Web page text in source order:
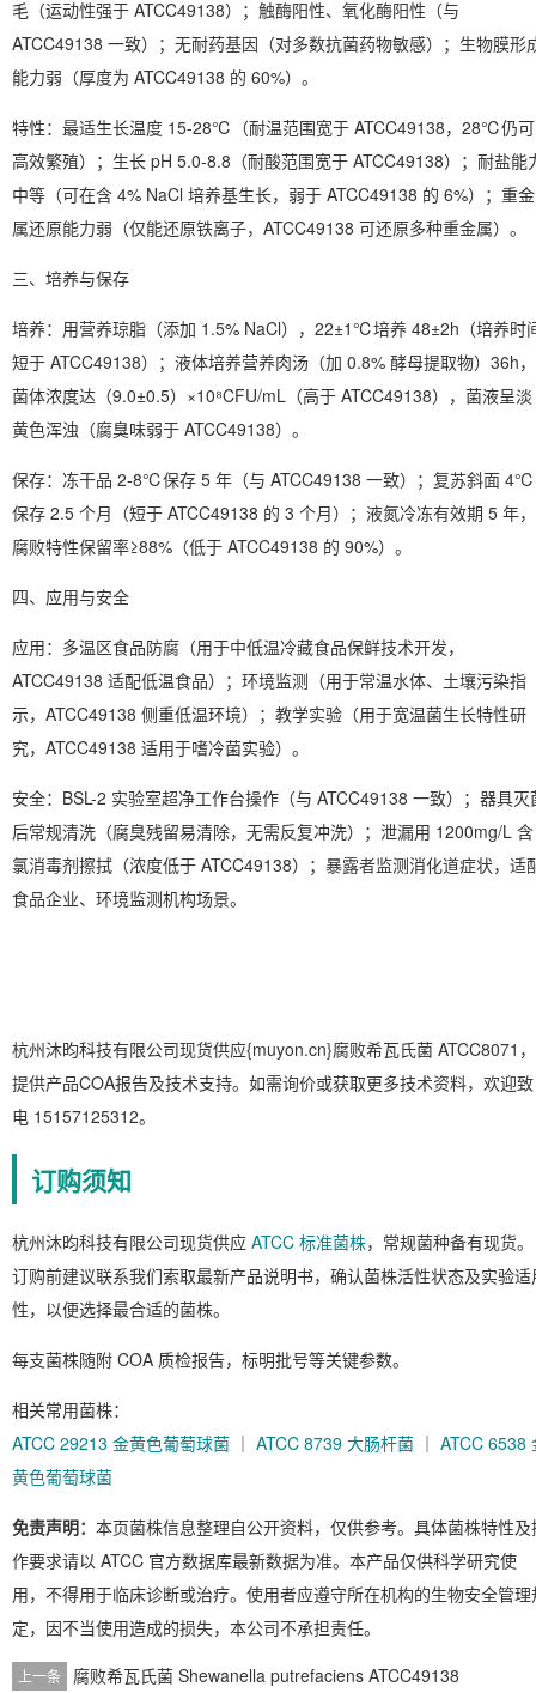
毛（运动性强于 ATCC49138）；触酶阳性、氧化酶阳性（与
ATCC49138 一致）； 无耐药基因 （对多数抗菌药物敏感）；生物膜形
能力弱（厚度为 ATCC49138 的 60%）。
特性：最适生长温度 15-28℃（耐温范围宽于 ATCC49138，28℃仍可
高效繁殖）；生长 pH 5.0-8.8（耐酸范围宽于 ATCC49138）；耐盐能
中等（可在含 4% NaCl 培养基生长，弱于 ATCC49138 的 6%）；重金
属还原能力弱（仅能还原铁离子，ATCC49138 可还原多种重金属）。
三、培养与保存
培养：用营养琼脂（添加 1.5% NaCl），22±1℃培养 48±2h（培养时
短于 ATCC49138）；液体培养营养肉汤（加 0.8% 酵母提取物）36h，
菌体浓度达（9.0±0.5）×10⁸CFU/mL（高于 ATCC49138），菌液呈淡
黄色浑浊（腐臭味弱于 ATCC49138）。
保存：冻干品 2-8℃保存 5 年（与 ATCC49138 一致）；复苏斜面 4℃
保存 2.5 个月（短于 ATCC49138 的 3 个月）；液氮冷冻有效期 5 年，
腐败特性保留率≥88%（低于 ATCC49138 的 90%）。
四、应用与安全
应用：多温区食品防腐（用于中低温冷藏食品保鲜技术开发，
ATCC49138 适配低温食品）；环境监测（用于常温水体、土壤污染指
示，ATCC49138 侧重低温环境）；教学实验（用于宽温菌生长特性研
究，ATCC49138 适用于嗜冷菌实验）。
安全：BSL-2 实验室超净工作台操作（与 ATCC49138 一致）；器具灭
后常规清洗（腐臭残留易清除，无需反复冲洗）；泄漏用 1200mg/L 含
氯消毒剂擦拭（浓度低于 ATCC49138）；暴露者监测消化道症状，适
食品企业、环境监测机构场景。
杭州沐昀科技有限公司现货供应{muyon.cn}腐败希瓦氏菌 ATCC8071，
提供产品COA报告及技术支持。如需询价或获取更多技术资料，欢迎致
电 15157125312。
订购须知
杭州沐昀科技有限公司现货供应 ATCC 标准菌株，常规菌种备有现货。
订购前建议联系我们索取最新产品说明书，确认菌株活性状态及实验适
性，以便选择最合适的菌株。
每支菌株随附 COA 质检报告，标明批号等关键参数。
相关常用菌株：
ATCC 29213 金黄色葡萄球菌 ｜ ATCC 8739 大肠杆菌 ｜ ATCC 6538
黄色葡萄球菌
免责声明： 本页菌株信息整理自公开资料，仅供参考。具体菌株特性及
作要求请以 ATCC 官方数据库最新数据为准。本产品仅供科学研究使
用，不得用于临床诊断或治疗。使用者应遵守所在机构的生物安全管理
定，因不当使用造成的损失，本公司不承担责任。
上一条 腐败希瓦氏菌 Shewanella putrefaciens ATCC49138